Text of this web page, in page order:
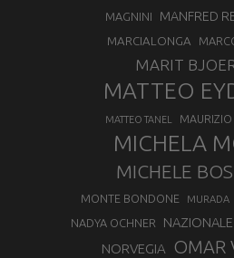
MAGNINI MANFRED
MARCIALONGA
MARIT
MATTEO
MATTEO TANEL
MICHELA
MICHELE
MONTE BONDONE MURADA
NADYA OCHNER
NAZIONALE
NORVEGIA
OMAR